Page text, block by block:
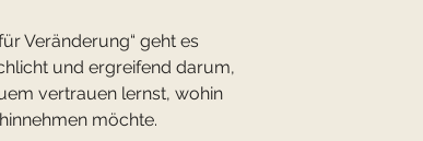
Veränderung“ geht es
und ergreifend darum,
vertrauen lernst, wohin
möchte.